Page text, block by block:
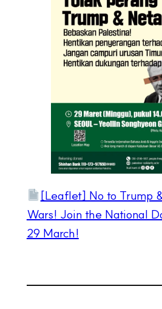
[Leaflet] No to Trump
Wars! Join the National
29 March!